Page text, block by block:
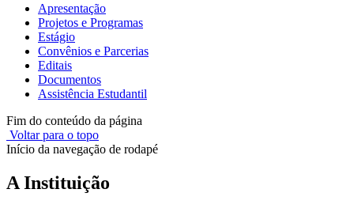
Apresentação
Projetos e Programas
Estágio
Convênios e Parcerias
Editais
Documentos
Assistência Estudantil
Fim do conteúdo da página
Voltar para o topo
Início da navegação de rodapé
A Instituição